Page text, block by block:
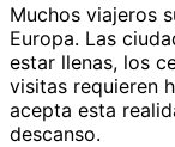
Muchos viajeros
Europa. Las
estar llenas, los
visitas requieren
acepta esta
descanso.